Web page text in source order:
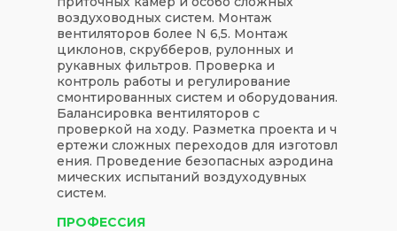
воздуховодных систем. Монтаж
вентиляторов более N 6,5. Монтаж
циклонов, скрубберов, рулонных и
рукавных фильтров. Проверка и
контроль работы и регулирование
смонтированных систем и оборудования.
Балансировка вентиляторов с
проверкой на ходу. Разметка проекта и ч
ертежи сложных переходов для изготовл
ения. Проведение безопасных аэродина
мических испытаний воздуходувных
систем.
ПРОФЕССИЯ